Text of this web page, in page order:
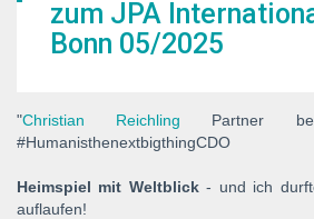
zum JPA
Bonn 05/2025
"Christian Reichling Partner
#HumanisthenextbigthingCDO
Heimspiel mit Weltblick - und ich
auflaufen!